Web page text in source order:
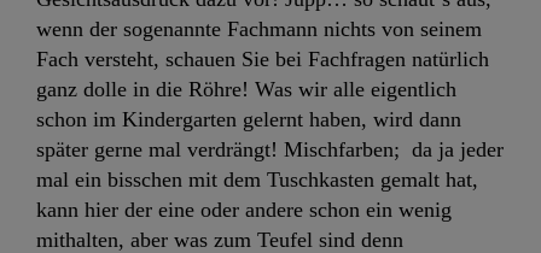
wenn der sogenannte Fachmann nichts von seinem
Fach versteht, schauen Sie bei Fachfragen natürlich
ganz dolle in die Röhre! Was wir alle eigentlich
schon im Kindergarten gelernt haben, wird dann
später gerne mal verdrängt! Mischfarben; da ja jeder
mal ein bisschen mit dem Tuschkasten gemalt hat,
kann hier der eine oder andere schon ein wenig
mithalten, aber was zum Teufel sind denn